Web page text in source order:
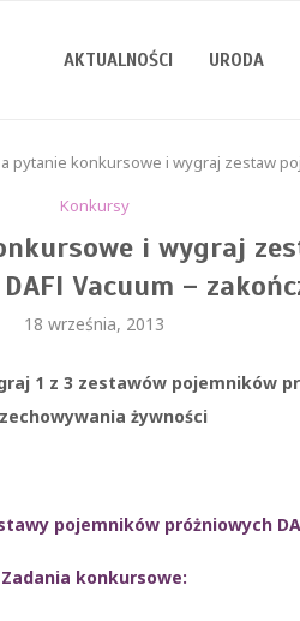
AKTUALNOŚCI URODA
pytanie konkursowe i wygraj zestaw
Konkursy
i wygraj
Vacuum –
18 września, 2013
1 z 3 zestawów pojemników
żywności
pojemników próżniowych
Zadania konkursowe: